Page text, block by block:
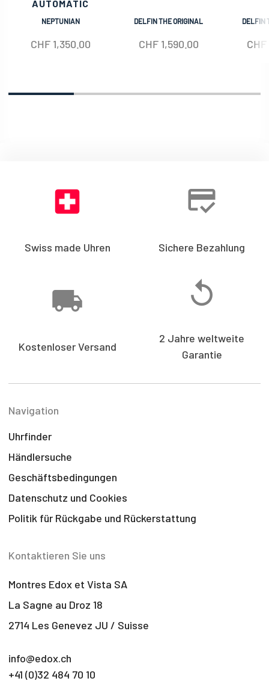
AUTOMATIC
NEPTUNIAN
CHF1,350.00
DELFIN THE ORIGINAL
CHF1,590.00
DELFIN
CHF
Swiss made Uhren Sichere Bezahlung
Kostenloser Versand
2 Jahre weltweite
Garantie
Navigation
Uhrfinder
Händlersuche
Geschäftsbedingungen
Datenschutz und Cookies
Politik für Rückgabe und Rückerstattung
Kontaktieren Sie uns
Montres Edox et Vista SA
La Sagne au Droz 18
2714 Les Genevez JU / Suisse
info@edox.ch
+41 (0)32 484 70 10